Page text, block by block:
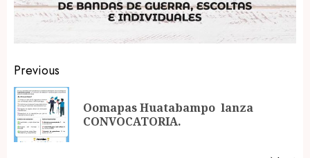
Post
navigation
Previous
Oomapas Huatabampo lanza
CONVOCATORIA.